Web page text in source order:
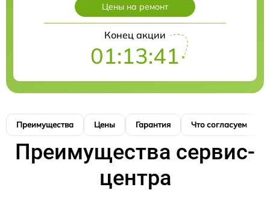
Цены на ремонт
Конец акции
01:13:40
Преимущества Цены Гарантия Что согласуем
Преимущества сервис-
центра